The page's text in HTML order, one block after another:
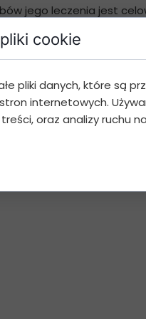
jego leczenia jest
a tym
jako receptor
liczbę małych
pomaga
cookie
pliki danych, które są
internetowych.
oraz analizy ruchu